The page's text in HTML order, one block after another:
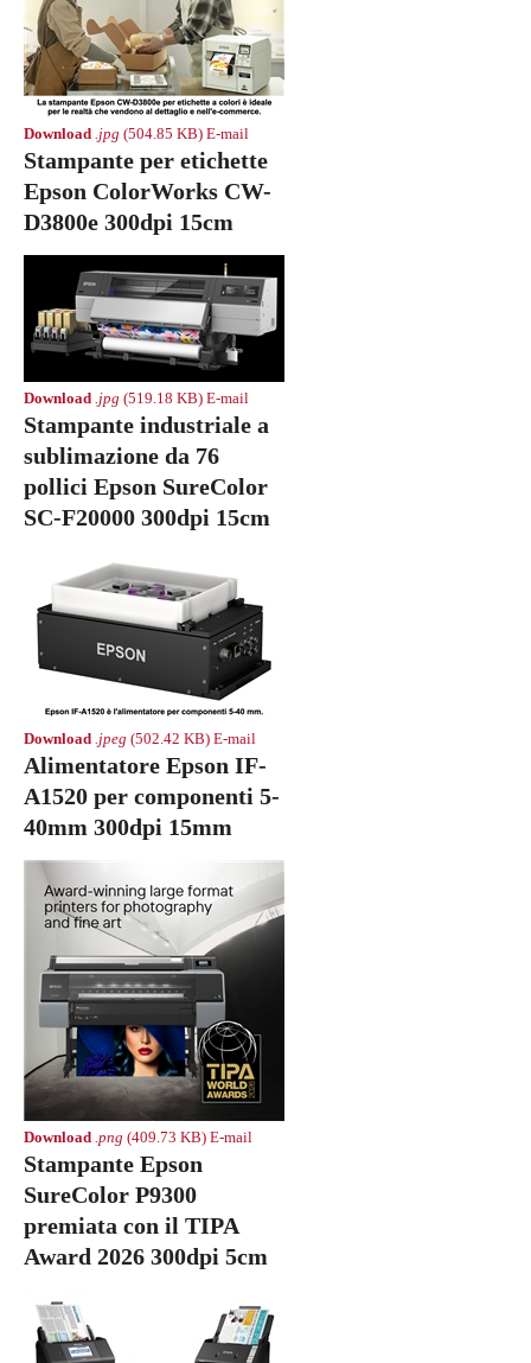
Download .jpg (504.85 KB) E-mail
Stampante per etichette
Epson ColorWorks CW-
D3800e 300dpi 15cm
Download .jpg (519.18 KB) E-mail
Stampante industriale a
sublimazione da 76
pollici Epson SureColor
SC-F20000 300dpi 15cm
Download .jpeg (502.42 KB) E-mail
Alimentatore Epson IF-
A1520 per componenti 5-
40mm 300dpi 15mm
Download .png (409.73 KB) E-mail
Stampante Epson
SureColor P9300
premiata con il TIPA
Award 2026 300dpi 5cm